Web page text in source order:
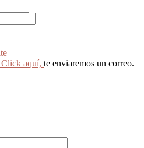
aquí, te enviaremos un correo.